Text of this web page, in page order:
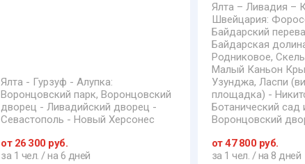
Ялта - Гурзуф - Алупка:
Воронцовский парк, Воронцовский
дворец - Ливадийский дворец -
Севастополь - Новый Херсонес
от 26 300 руб.
за 1 чел. / на 6 дней
Ялта – Ливадия –
Швейцария:
Байдарский
Байдарская
Родниковое,
Малый Каньон
Узунджа, Ласпи
площадка) -
Ботанический сад
Воронцовский
от 47 800 руб.
за 1 чел. / на 8 дней